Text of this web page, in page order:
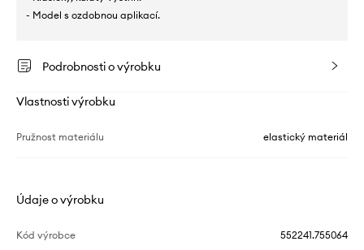
- Model s ozdobnou aplikací.
Podrobnosti o výrobku
Vlastnosti výrobku
Pružnost materiálu elastický materiál
Údaje o výrobku
Kód výrobce 552241.755064